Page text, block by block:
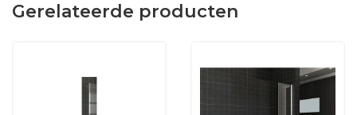
Gerelateerde producten